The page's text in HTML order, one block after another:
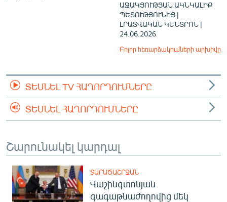
ԱՋԱԿՑՈՒԹՅԱՆ ԱԿՆԿԱԼԻՔ
ՊԵՏՈՒԹՅՈՒՆԻՑ |
ԼՐԱՏՎԱԿԱՆ ԿԵՆՏՐՈՆ |
24.06.2026
Բոլոր հեռարձակումների արխիվը
ՏԵՍՆԵԼ TV ՀԱՂՈՐԴՈՒՄՆԵՐԸ
ՏԵՍՆԵԼ ՀԱՂՈՐԴՈՒՄՆԵՐԸ
Շարունակել կարդալ
ՏԱՐԱԾԱՇՐՋԱՆ
Վաշինգտոնյան
գագաթնաժողովից մեկ